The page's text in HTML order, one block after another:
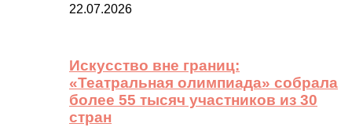
22.07.2026
Искусство вне границ:
«Театральная олимпиада» собрала
более 55 тысяч участников из 30
стран